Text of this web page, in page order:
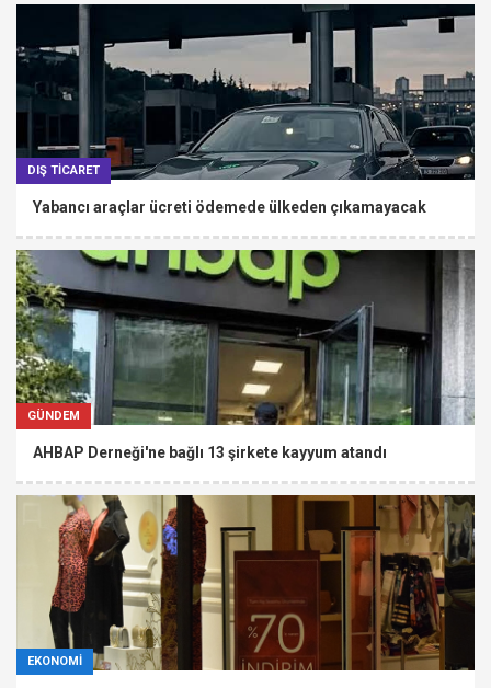
DIŞ TİCARET
Yabancı araçlar ücreti ödemede ülkeden çıkamayacak
GÜNDEM
AHBAP Derneği'ne bağlı 13 şirkete kayyum atandı
EKONOMİ